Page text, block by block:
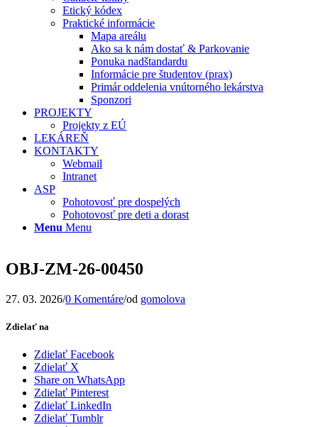
Etický kódex
Praktické informácie
Mapa areálu
Ako sa k nám dostať & Parkovanie
Ponuka nadštandardu
Informácie pre študentov (prax)
Primár oddelenia vnútorného lekárstva
Sponzori
PROJEKTY
Projekty z EÚ
LEKÁREŇ
KONTAKTY
Webmail
Intranet
ASP
Pohotovosť pre dospelých
Pohotovosť pre deti a dorast
Menu Menu
OBJ-ZM-26-00450
27. 03. 2026/0 Komentáre/od gomolova
Zdielať na
Zdielať Facebook
Zdielať X
Share on WhatsApp
Zdielať Pinterest
Zdielať LinkedIn
Zdielať Tumblr